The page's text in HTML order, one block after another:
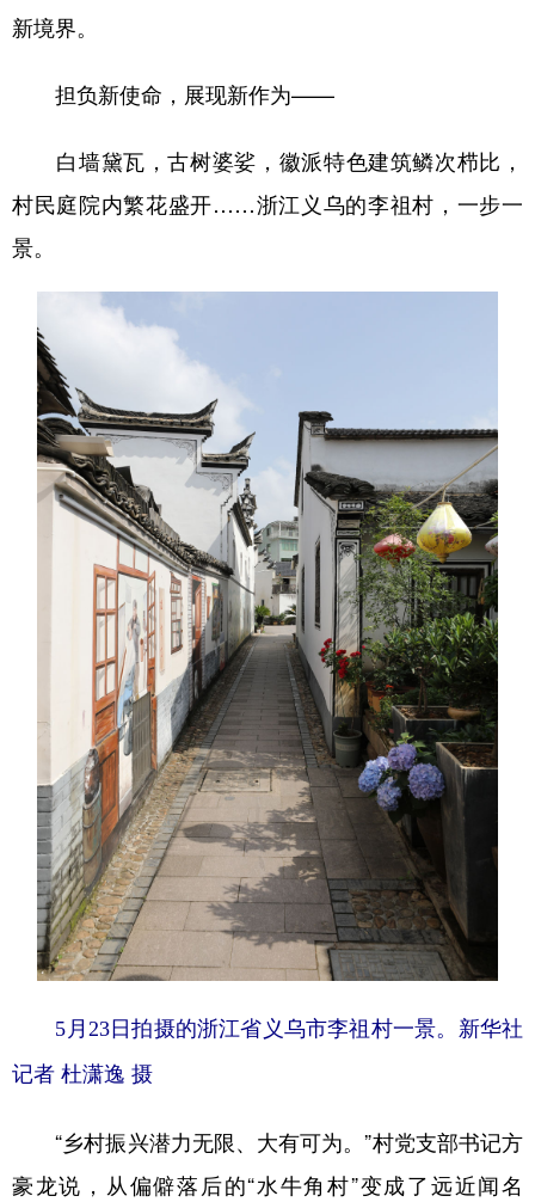
新境界。
担负新使命，展现新作为——
白墙黛瓦，古树婆娑，徽派特色建筑鳞次栉比，
村民庭院内繁花盛开……浙江义乌的李祖村，一步一
景。
5月23日拍摄的浙江省义乌市李祖村一景。新华社
记者 杜潇逸 摄
“乡村振兴潜力无限、大有可为。”村党支部书记方
豪龙说，从偏僻落后的“水牛角村”变成了远近闻名